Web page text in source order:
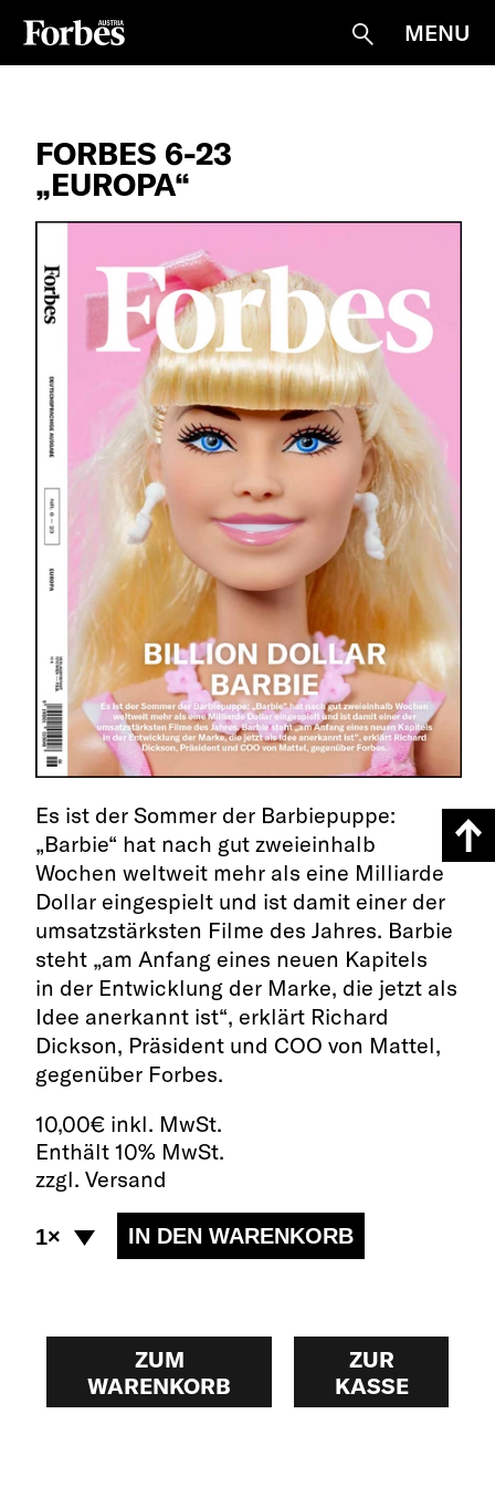
Suche
MENU
FORBES 6-23
„EUROPA“
Es ist der Sommer der Barbiepuppe:
„Barbie“ hat nach gut zweieinhalb
Wochen weltweit mehr als eine Milliarde
Dollar eingespielt und ist damit einer der
umsatzstärksten Filme des Jahres. Barbie
steht „am Anfang eines neuen Kapitels
in der Entwicklung der Marke, die jetzt als
Idee anerkannt ist“, erklärt Richard
Dickson, Präsident und COO von Mattel,
gegenüber Forbes.
10,00€ inkl. MwSt.
Enthält 10% MwSt.
zzgl. Versand
ZUM
WARENKORB
ZUR
KASSE